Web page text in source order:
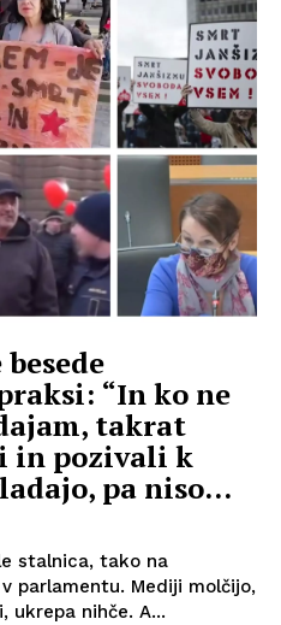
“In ko ne
takrat
in pozivali k
pa niso...
stalnica, tako na
parlamentu. Mediji molčijo,
ukrepa nihče. A...